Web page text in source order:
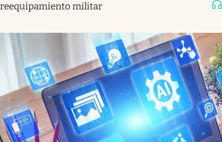
reequipamiento militar